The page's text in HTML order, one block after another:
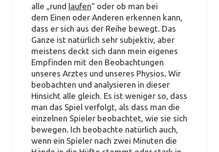
alle „rund laufen“ oder ob man bei
dem Einen oder Anderen erkennen kann,
dass er sich aus der Reihe bewegt. Das
Ganze ist natürlich sehr subjektiv, aber
meistens deckt sich dann mein eigenes
Empfinden mit den Beobachtungen
unseres Arztes und unseres Physios. Wir
beobachten und analysieren in dieser
Hinsicht alle gleich. Es ist weniger so, dass
man das Spiel verfolgt, als dass man die
einzelnen Spieler beobachtet, wie sie sich
bewegen. Ich beobachte natürlich auch,
wenn ein Spieler nach zwei Minuten die